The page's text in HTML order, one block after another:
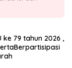
ke 79 tahun 2026 ,